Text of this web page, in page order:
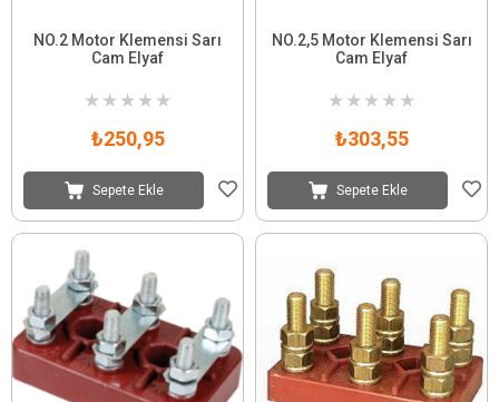
NO.2 Motor Klemensi Sarı
Cam Elyaf
★ ★ ★ ★ ★
₺250,95
Sepete Ekle
NO.2,5 Motor Klemensi Sarı
Cam Elyaf
★ ★ ★ ★ ★
₺303,55
Sepete Ekle